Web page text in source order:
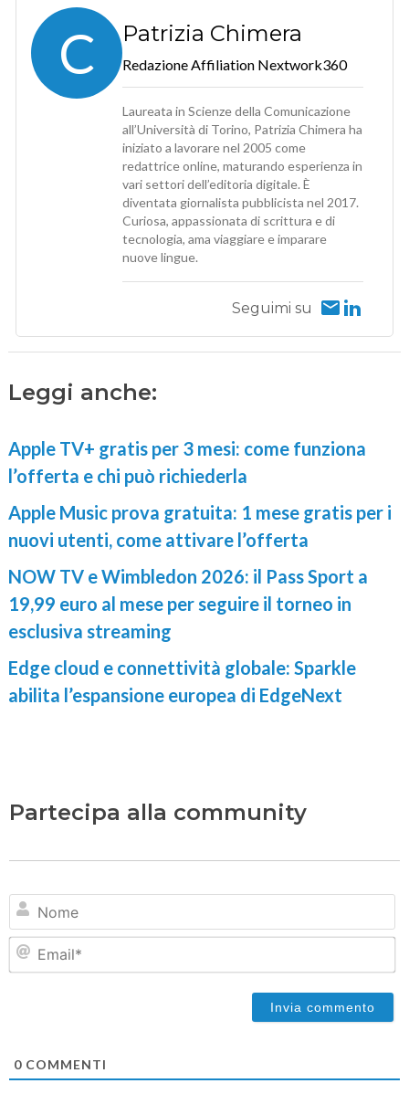
C Patrizia Chimera
Redazione Affiliation Nextwork360
Laureata in Scienze della Comunicazione
all’Università di Torino, Patrizia Chimera ha
iniziato a lavorare nel 2005 come
redattrice online, maturando esperienza in
vari settori dell’editoria digitale. È
diventata giornalista pubblicista nel 2017.
Curiosa, appassionata di scrittura e di
tecnologia, ama viaggiare e imparare
nuove lingue.
Seguimi su
Leggi anche:
Apple TV+ gratis per 3 mesi: come funziona
l’offerta e chi può richiederla
Apple Music prova gratuita: 1 mese gratis per i
nuovi utenti, come attivare l’offerta
NOW TV e Wimbledon 2026: il Pass Sport a
19,99 euro al mese per seguire il torneo in
esclusiva streaming
Edge cloud e connettività globale: Sparkle
abilita l’espansione europea di EdgeNext
Partecipa alla community
0 COMMENTI